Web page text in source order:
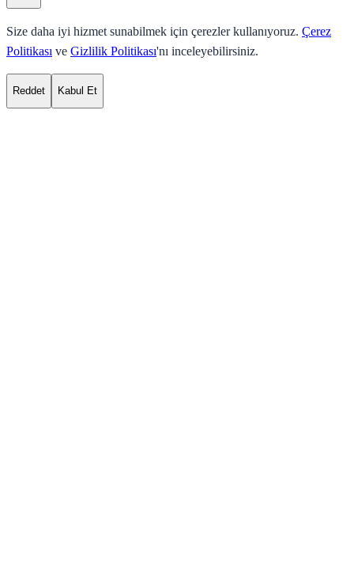
Size daha iyi hizmet sunabilmek için çerezler kullanıyoruz. Çerez
Politikası ve Gizlilik Politikası'nı inceleyebilirsiniz.
Reddet Kabul Et